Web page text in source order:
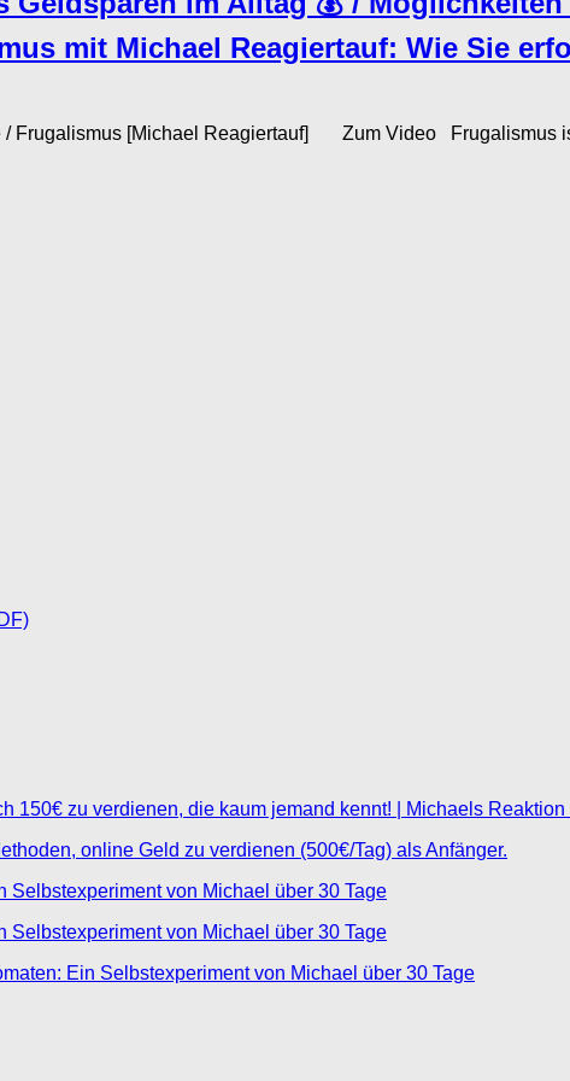
mit Michael Reagiertauf: Wie Sie
/ Frugalismus [Michael Reagiertauf] Zum Video Frugalismus
150€ zu verdienen, die kaum jemand kennt! | Michaels Reaktion
online Geld zu verdienen (500€/Tag) als Anfänger.
Selbstexperiment von Michael über 30 Tage
Selbstexperiment von Michael über 30 Tage
Ein Selbstexperiment von Michael über 30 Tage